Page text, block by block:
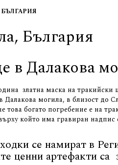
България
в Далакова
златна маска на тракийски
могила, в близост до
богато погребение е на
който има гравиран
се намират в
ценни артефакти са